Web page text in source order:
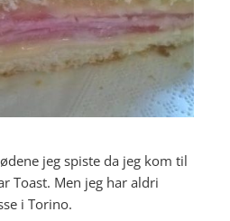
jeg spiste da jeg kom til
Toast. Men jeg har aldri
i Torino.